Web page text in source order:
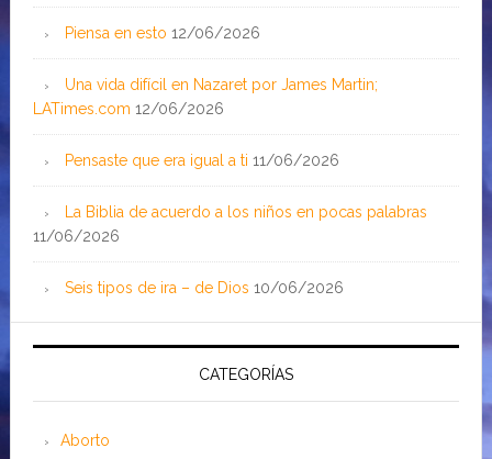
Piensa en esto 12/06/2026
Una vida difícil en Nazaret por James Martin;
LATimes.com 12/06/2026
Pensaste que era igual a ti 11/06/2026
La Biblia de acuerdo a los niños en pocas palabras
11/06/2026
Seis tipos de ira – de Dios 10/06/2026
CATEGORÍAS
Aborto